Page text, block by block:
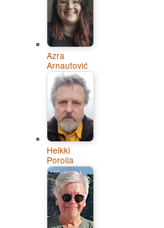
Azra
Arnautović
Heikki
Poroila